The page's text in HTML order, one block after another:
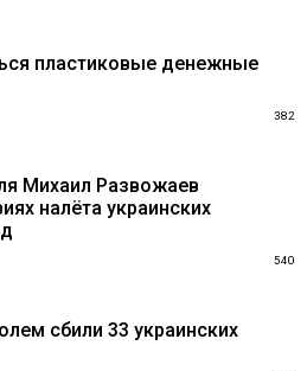
пластиковые денежные
382
Михаил Развожаев
налёта украинских
540
сбили 33 украинских